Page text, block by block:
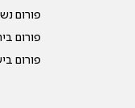
פורום
פורום
פורום